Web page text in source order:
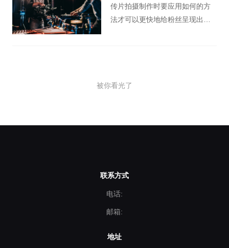
传片拍摄制作时要应用如何的方
法才可以更快地给粉丝呈现出一
制作过程中镜头运用技巧和产品
被你看光了
联系方式
电话:
邮箱:
地址